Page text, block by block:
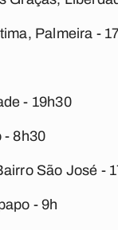
Palmeira -
- 19h30
- 8h30
São José -
- 9h